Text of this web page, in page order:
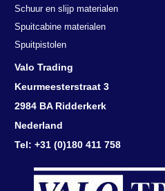
Schuur en slijp materialen
Spuitcabine materialen
Spuitpistolen
Valo Trading
Keurmeesterstraat 3
2984 BA Ridderkerk
Nederland
Tel: +31 (0)180 411 758